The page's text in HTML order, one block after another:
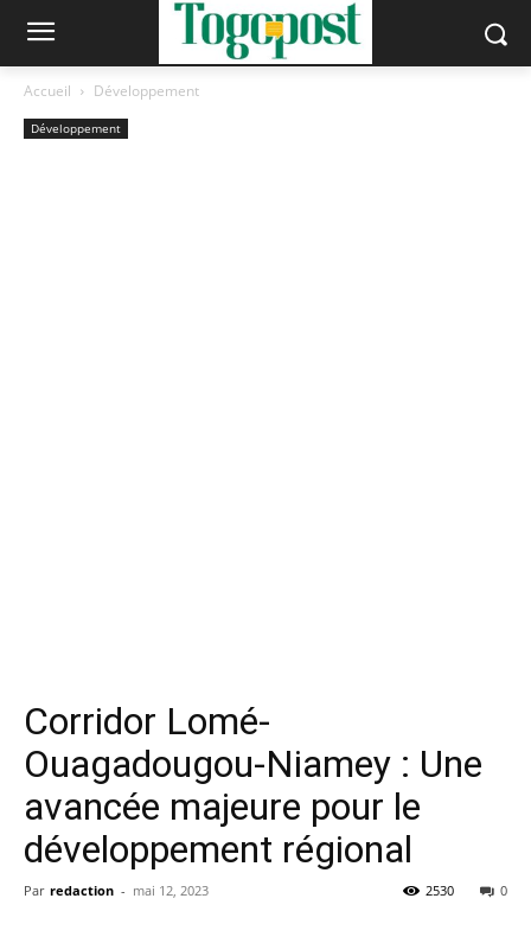
Accueil Développement
Développement
Corridor Lomé-
Ouagadougou-Niamey : Une
avancée majeure pour le
développement régional
Par redaction - mai 12, 2023 0
2530